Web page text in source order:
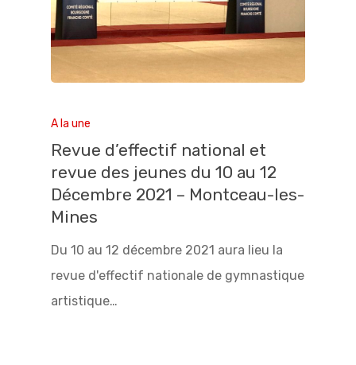
A la une
Revue d’effectif national et
revue des jeunes du 10 au 12
Décembre 2021 – Montceau-les-
Mines
Du 10 au 12 décembre 2021 aura lieu la
revue d'effectif nationale de gymnastique
artistique…